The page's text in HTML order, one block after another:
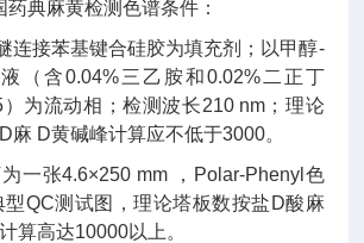
药典麻黄检测色谱条件：
连接苯基键合硅胶为填充剂；以甲醇-
（含0.04%三乙胺和0.02%二正丁
）为流动相；检测波长210 nm ；理论
麻 D黄碱峰计算应不低于3000。
一张4.6×250 mm ， Polar-Phenyl 色
型QC测试图，理论塔板数按盐D酸麻
算高达10000以上。